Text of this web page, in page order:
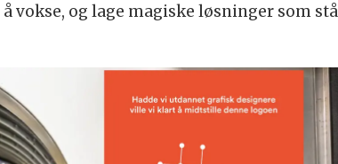
vokse, og lage magiske løsninger som